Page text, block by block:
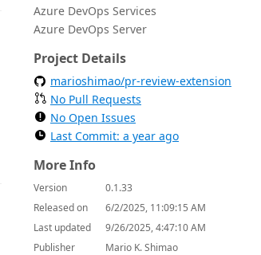
Azure DevOps Services
Azure DevOps Server
Project Details
marioshimao/pr-review-extension
No Pull Requests
No Open Issues
Last Commit: a year ago
More Info
Version
0.1.33
Released on
6/2/2025, 11:09:15 AM
Last updated
9/26/2025, 4:47:10 AM
Publisher
Mario K. Shimao